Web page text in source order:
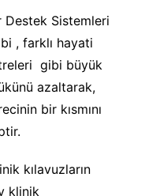
Destek Sistemleri
, farklı hayati
gibi büyük
azaltarak,
bir kısmını
kılavuzların
klinik